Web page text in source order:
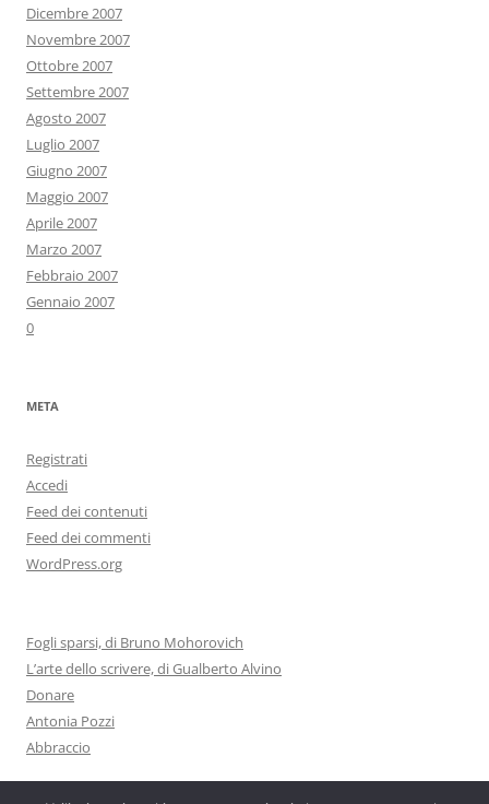
Dicembre 2007
Novembre 2007
Ottobre 2007
Settembre 2007
Agosto 2007
Luglio 2007
Giugno 2007
Maggio 2007
Aprile 2007
Marzo 2007
Febbraio 2007
Gennaio 2007
0
META
Registrati
Accedi
Feed dei contenuti
Feed dei commenti
WordPress.org
Fogli sparsi, di Bruno Mohorovich
L’arte dello scrivere, di Gualberto Alvino
Donare
Antonia Pozzi
Abbraccio